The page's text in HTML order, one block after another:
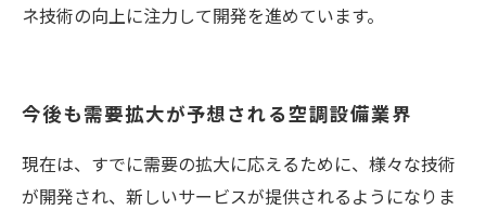
ネ技術の向上に注力して開発を進めています。
今後も需要拡大が予想される空調設備業界
現在は、すでに需要の拡大に応えるために、様々な技術
が開発され、新しいサービスが提供されるようになりま